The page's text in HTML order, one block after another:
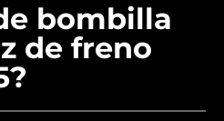
bombilla
de freno